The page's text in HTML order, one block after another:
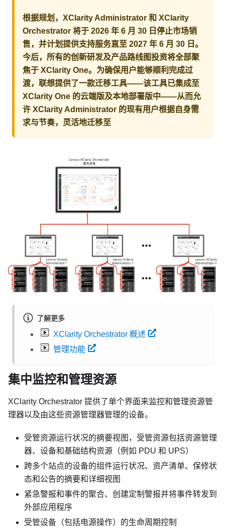
根据规划，XClarity Administrator 和 XClarity
Orchestrator 将于 2026 年 6 月 30 日停止市场销
售，并计划提供支持服务直至 2027 年 6 月 30 日。
今后，所有的创新研发及产品路线图投资将全部聚
焦于 XClarity One。为确保用户能够顺利完成过
渡，联想提供了一款迁移工具——该工具已集成至
XClarity One 的云端版及本地部署版中——从而允
许 XClarity Administrator 的现有用户根据自身需
求与节奏，灵活地迁移至
了解更多
XClarity Orchestrator 概述
管理功能
集中监控和管理资源
XClarity Orchestrator 提供了单个界面来监控和管理资源管
理器以及由这些资源管理器管理的设备。
受管资源运行状况的摘要视图，受管资源包括资源管理
器、设备和基础结构资源（例如 PDU 和 UPS）
跨多个站点的设备的组件运行状况、资产清单、保修状
态和公告的摘要和详细视图
紧急警报和事件的聚合、创建定制警报并将事件转发到
外部应用程序
受管设备（包括电源操作）的生命周期控制